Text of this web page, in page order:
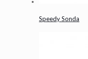
Speedy Sonda